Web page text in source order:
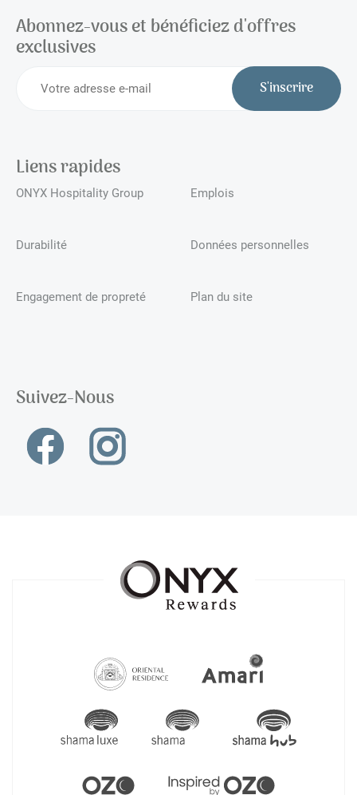
Abonnez-vous et bénéficiez d'offres
exclusives
S'inscrire
Liens rapides
ONYX Hospitality Group
Durabilité
Engagement de propreté
Emplois
Données personnelles
Plan du site
Suivez-Nous